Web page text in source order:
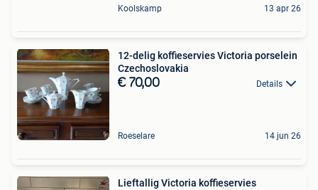
Koolskamp 13 apr 26
12-delig koffieservies Victoria porselein
Czechoslovakia
€ 70,00 Details
Roeselare 14 jun 26
Lieftallig Victoria koffieservies